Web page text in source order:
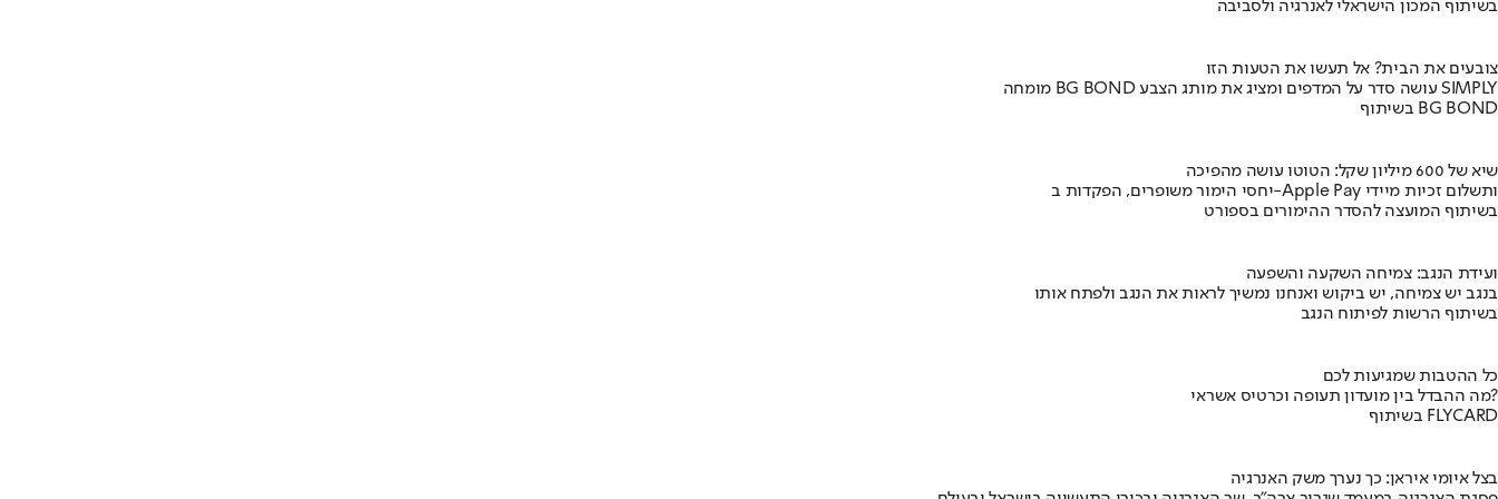
בשיתוף המכון הישראלי לאנרגיה ולסביבה
צובעים את הבית? אל תעשו את הטעות הזו
מומחה BG BOND עושה סדר על המדפים ומציג את מותג הצבע SIMPLY
בשיתוף BG BOND
שיא של 600 מיליון שקל: הטוטו עושה מהפיכה
יחסי הימור משופרים, הפקדות ב-Apple Pay ותשלום זכיות מיידי
בשיתוף המועצה להסדר ההימורים בספורט
ועידת הנגב: צמיחה השקעה והשפעה
בנגב יש צמיחה, יש ביקוש ואנחנו נמשיך לראות את הנגב ולפתח אותו
בשיתוף הרשות לפיתוח הנגב
כל ההטבות שמגיעות לכם
מה ההבדל בין מועדון תעופה וכרטיס אשראי?
בשיתוף FLYCARD
בצל איומי איראן: כך נערך משק האנרגיה